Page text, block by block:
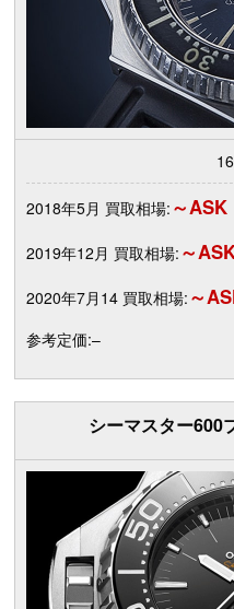
2018年5月 買取相場: ～ASK
2019年12月 買取相場: ～
2020年7月14 買取相場: ～
参考定価:–
シーマスター600